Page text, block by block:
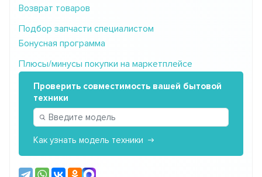
Возврат товаров
Подбор запчасти специалистом
Бонусная программа
Плюсы/минусы покупки на маркетплейсе
Проверить совместимость вашей бытовой
техники
Как узнать модель техники